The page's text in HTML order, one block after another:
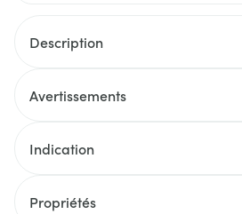
Description
Avertissements
Indication
Propriétés